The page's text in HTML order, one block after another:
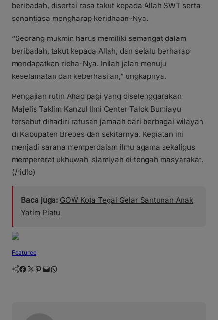
beribadah, disertai rasa takut kepada Allah SWT serta
senantiasa mengharap keridhaan-Nya.
“Seorang mukmin harus memiliki semangat dalam
beribadah, takut kepada Allah, dan selalu berharap
mendapatkan ridha-Nya. Inilah jalan menuju
keselamatan dan keberhasilan,” ungkapnya.
Pengajian rutin Ahad pagi yang diselenggarakan
Majelis Taklim Kanzul Ilmi Center Talok Bumiayu
tersebut dihadiri ratusan jamaah dari berbagai wilayah
di Kabupaten Brebes dan sekitarnya. Kegiatan ini
menjadi sarana memperdalam ilmu agama sekaligus
mempererat ukhuwah Islamiyah di tengah masyarakat.
(/ridlo)
Baca juga: GOW Kota Tegal Gelar Santunan Anak
Yatim Piatu
Featured
Facebook Twitter Pinterest Mail WhatsApp